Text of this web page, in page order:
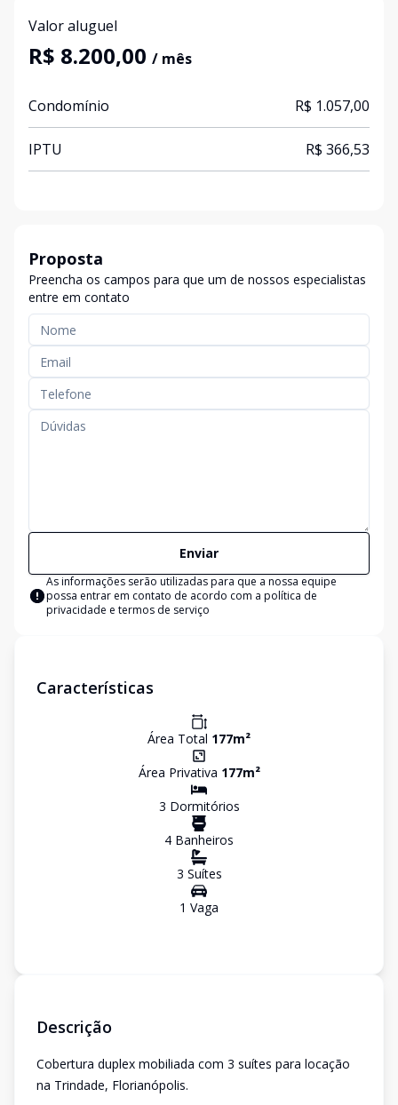
Valor aluguel
R$ 8.200,00 / mês
Condomínio R$ 1.057,00
IPTU R$ 366,53
Proposta
Preencha os campos para que um de nossos especialistas
entre em contato
Enviar
As informações serão utilizadas para que a nossa equipe
possa entrar em contato de acordo com a política de
privacidade e termos de serviço
Características
Área Total 177m²
Área Privativa 177m²
3 Dormitórios
4 Banheiros
3 Suítes
1 Vaga
Descrição
Cobertura duplex mobiliada com 3 suítes para locação
na Trindade, Florianópolis.